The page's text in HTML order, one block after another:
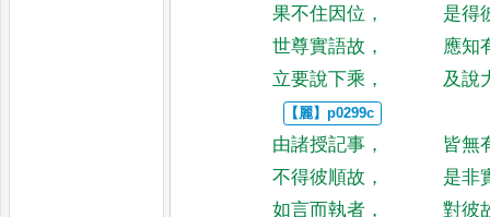
果不住因位 ，
是得
世尊實語故 ，
應知
立要說下乘 ， 及說
由諸授記事 ，
皆無
不得彼順故 ，
是非
如言而執者 ，
對彼